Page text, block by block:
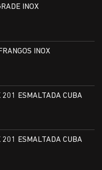
INOX
INOX
ESMALTADA CUBA
ESMALTADA CUBA